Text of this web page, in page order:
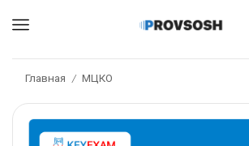
Главная / МЦКО